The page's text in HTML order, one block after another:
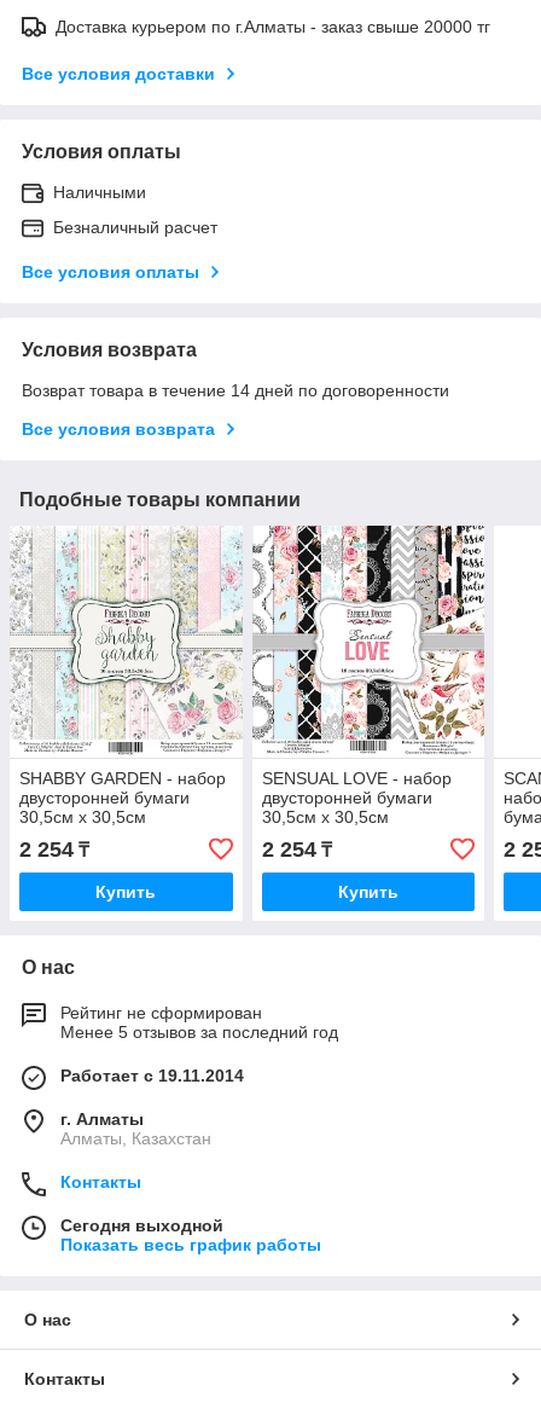
Доставка курьером по г.Алматы - заказ свыше 20000 тг
Все условия доставки
Условия оплаты
Наличными
Безналичный расчет
Все условия оплаты
Условия возврата
Возврат товара в течение 14 дней по договоренности
Все условия возврата
Подобные товары компании
SHABBY GARDEN - набор
двусторонней бумаги
30,5см х 30,5см
2 254 ₸
Купить
SENSUAL LOVE - набор
двусторонней бумаги
30,5см х 30,5см
2 254₸
Купить
2
О нас
Рейтинг не сформирован
Менее 5 отзывов за последний год
Работает с 19.11.2014
г. Алматы
Алматы, Казахстан
Контакты
Сегодня выходной
Показать весь график работы
О нас
Контакты